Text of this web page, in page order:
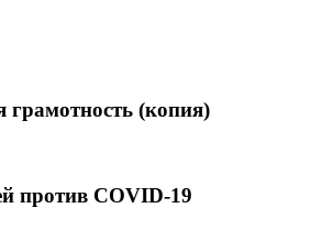
(копия)
против COVID-19